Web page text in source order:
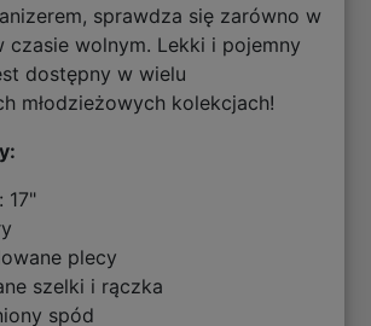
sprawdza się zarówno w
czasie wolnym. Lekki i pojemny
dostępny w wielu
młodzieżowych kolekcjach!
17"
plecy
szelki i rączka
spód